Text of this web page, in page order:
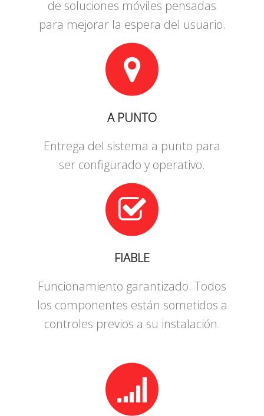
de soluciones móviles pensadas
para mejorar la espera del usuario.
A PUNTO
Entrega del sistema a punto para
ser configurado y operativo.
FIABLE
Funcionamiento garantizado. Todos
los componentes están sometidos a
controles previos a su instalación.